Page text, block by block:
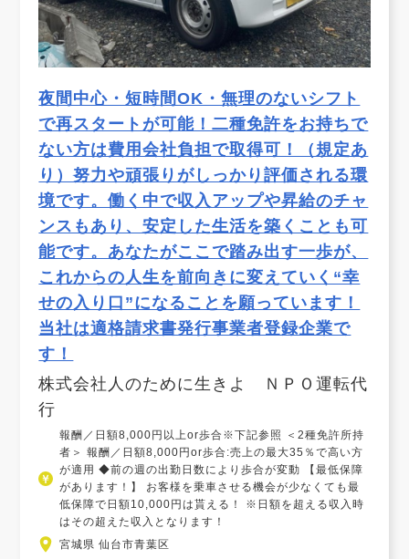
夜間中心・短時間OK・無理のないシフト
で再スタートが可能！二種免許をお持ちで
ない方は費用会社負担で取得可！（規定あ
り）努力や頑張りがしっかり評価される環
境です。働く中で収入アップや昇給のチャ
ンスもあり、安定した生活を築くことも可
能です。あなたがここで踏み出す一歩が、
これからの人生を前向きに変えていく“幸
せの入り口”になることを願っています！
当社は適格請求書発行事業者登録企業で
す！
株式会社人のために生きよ ＮＰＯ運転代
行
報酬／日額8,000円以上or歩合※下記参照 ＜2種免許所持
者＞ 報酬／日額8,000円or歩合:売上の最大35％で高い方
が適用 ◆前の週の出勤日数により歩合が変動 【最低保障
があります！】 お客様を乗車させる機会が少なくても最
低保障で日額10,000円は貰える！ ※日額を超える収入時
はその超えた収入となります！
宮城県 仙台市青葉区